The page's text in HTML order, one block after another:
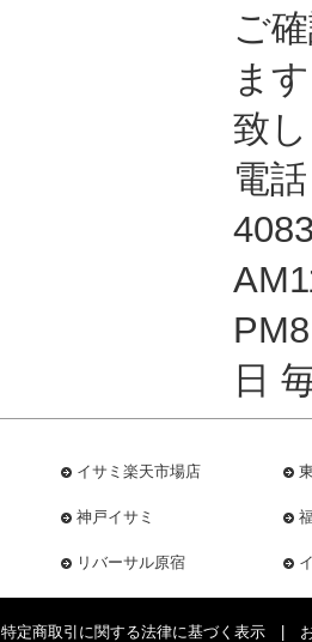
ご
ま
致
電
日
イサミ楽天市場店
神戸イサミ
リバーサル原宿
特定商取引に関する法律に基づく表示